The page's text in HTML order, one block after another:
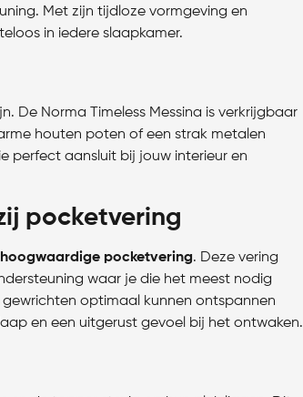
Met zijn tijdloze vormgeving en
in iedere slaapkamer.
De Norma Timeless Messina is verkrijgbaar
houten poten of een strak metalen
perfect aansluit bij jouw interieur en
pocketvering
hoogwaardige pocketvering. Deze vering
waar je die het meest nodig
optimaal kunnen ontspannen
en een uitgerust gevoel bij het ontwaken.